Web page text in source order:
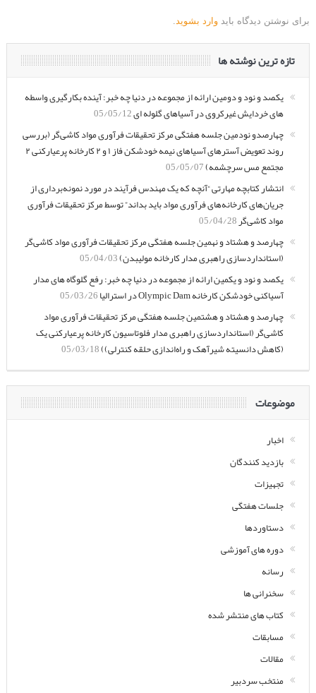
برای نوشتن دیدگاه باید وارد بشوید.
تازه ترین نوشته ها
یکصد و نود و دومین ارائه از مجموعه در دنیا چه خبر: آینده بکارگیری واسطه
های خردایش غیرکروی در آسیاهای گلوله ای05/05/12
چهارصدو نودمین جلسه هفتگی مرکز تحقیقات فرآوری مواد کاشی‌گر (بررسی
روند تعویض آسترهای آسیاهای نیمه خودشکن فاز ۱ و ۲ کارخانه پرعیارکنی ۲
مجتمع مس سرچشمه)05/05/07
انتشار کتابچه مهارتی “آنچه که یک مهندس فرآیند در مورد نمونه‌برداری از
جریان‌های کارخانه‌های فرآوری مواد باید بداند” توسط مرکز تحقیقات فرآوری
مواد کاشی‌گر05/04/28
چهارصد و هشتاد و نهمین جلسه هفتگی مرکز تحقیقات فرآوری مواد کاشی‌گر
(استانداردسازی راهبری مدار کارخانه مولیبدن)05/04/03
یکصد و نود و یکمین ارائه از مجموعه در دنیا چه خبر: رفع گلوگاه های مدار
آسیاکنی خودشکن کارخانه Olympic Dam در استرالیا
05/03/26
چهارصد و هشتاد و هشتمین جلسه هفتگی مرکز تحقیقات فرآوری مواد
کاشی‌گر (استانداردسازی راهبری مدار فلوتاسیون کارخانه پرعیارکنی یک
(کاهش دانسیته شیرآهک و راه‌اندازی حلقه کنترلی))05/03/18
موضوعات
اخبار
بازدید کنندگان
تجهیزات
جلسات هفتگی
دستاوردها
دوره های آموزشی
رسانه
سخنرانی ها
کتاب های منتشر شده
مسابقات
مقالات
منتخب سردبیر